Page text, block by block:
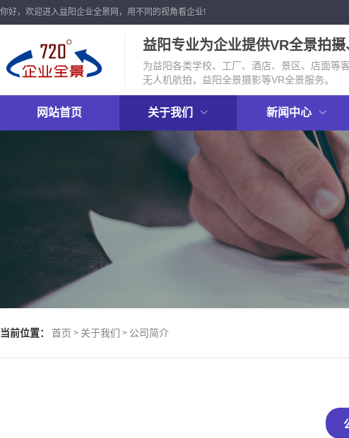
你好，欢迎进入益阳企业全景网，用不同的视角看企业!
益阳专业为企业提供VR全景拍
为益阳各类学校、工厂、酒店、景区、店面等
无人机航拍，益阳全景摄影等VR全景服务。
网站首页 关于我们 新闻中心
当前位置： 首页 > 关于我们 > 公司简介